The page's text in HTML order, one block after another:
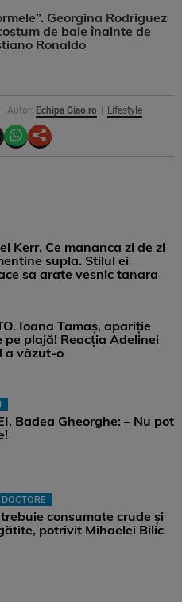
Georgina Rodriguez
de baie înainte de
Ronaldo
Autor: Echipa Ciao.ro Lifestyle
Kerr. Ce mananca zi de zi
supla. Stilul ei
sa arate vesnic tanara
Ioana Tamaş, apariție
pe plajă! Reacția Adelinei
a văzut-o
Badea Gheorghe: – Nu pot
consumate crude și
potrivit Mihaelei Bilic